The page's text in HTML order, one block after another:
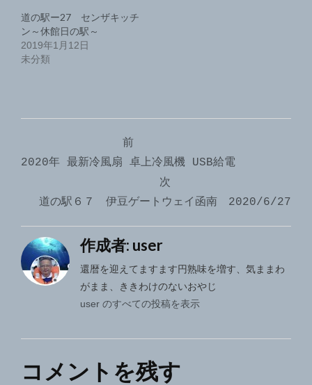
道の駅ー27 センザキッチ
ン～休館日の駅～
2019年1月12日
未分類
稿
ビ
ゲ
ー
シ
ン
前
2020年 最新冷風扇 卓上冷風機 USB給電
次
道の駅６７ 伊豆ゲートウェイ函南 2020/6/27
作成者: user
還暦を迎えてますます円熟味を増す、気ままわ
がまま、ききわけのないおやじ
user のすべての投稿を表示
コメントを残す